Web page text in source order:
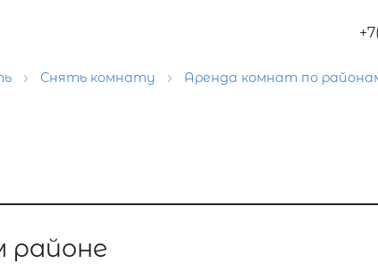
Снять комнату Аренда комнат по
районе